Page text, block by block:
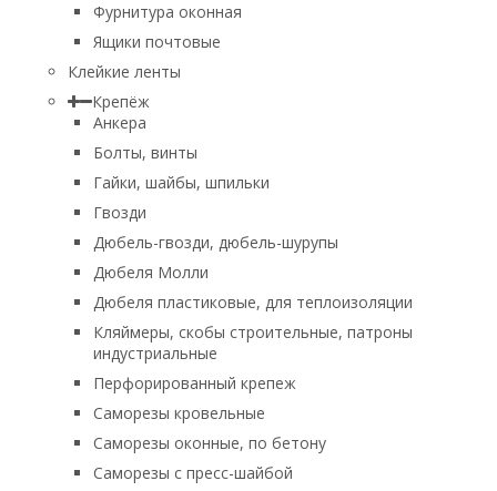
Фурнитура оконная
Ящики почтовые
Клейкие ленты
Крепёж
Анкера
Болты, винты
Гайки, шайбы, шпильки
Гвозди
Дюбель-гвозди, дюбель-шурупы
Дюбеля Молли
Дюбеля пластиковые, для теплоизоляции
Кляймеры, скобы строительные, патроны
индустриальные
Перфорированный крепеж
Саморезы кровельные
Саморезы оконные, по бетону
Саморезы с пресс-шайбой